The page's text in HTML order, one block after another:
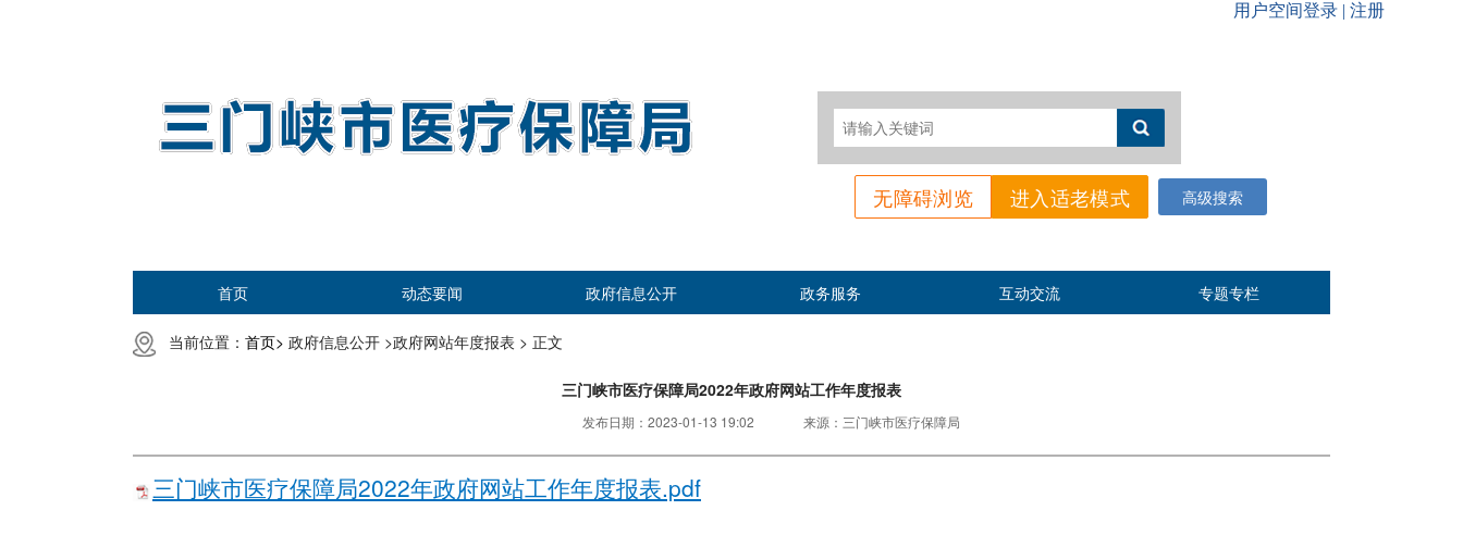
高级搜索
无障碍浏览 进入适老模式
首页 动态要闻 政府信息公开 政务服务 互动交流 专题专栏
当前位置： 首页> 政府信息公开 >政府网站年度报表 > 正文
三门峡市医疗保障局2022年政府网站工作年度报表
发布日期： 2023-01-13 19:02 来源： 三门峡市医疗保障局
三门峡市医疗保障局2022年政府网站工作年度报表.pdf